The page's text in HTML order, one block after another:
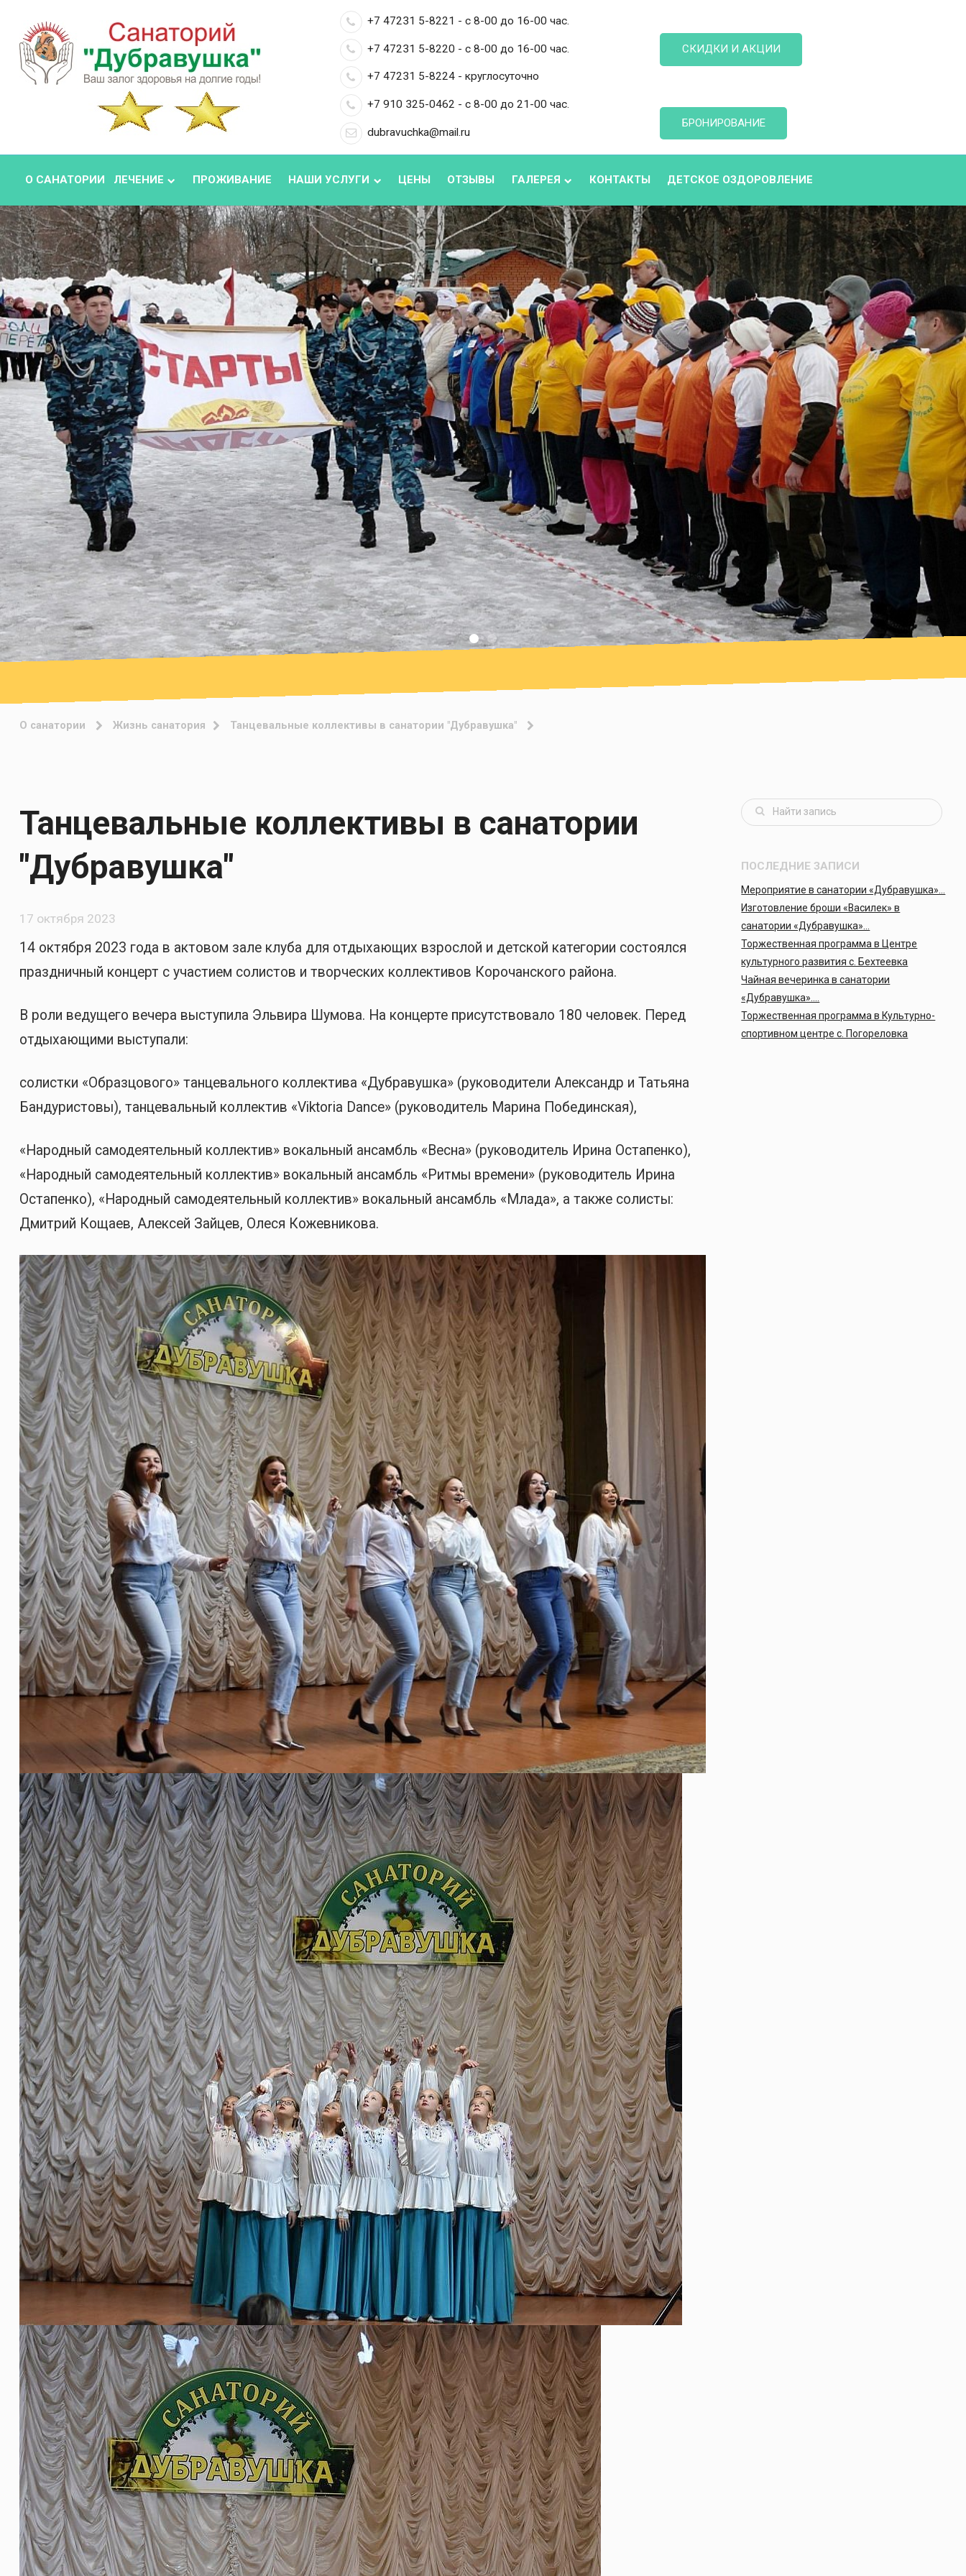
+7 47231 5-8221 - с 8-00 до 16-00 час.
+7 47231 5-8220 - с 8-00 до 16-00 час.
+7 47231 5-8224 - круглосуточно
+7 910 325-0462 - с 8-00 до 21-00 час.
dubravuchka@mail.ru
СКИДКИ И АКЦИИ
БРОНИРОВАНИЕ
О САНАТОРИИ ЛЕЧЕНИЕ ПРОЖИВАНИЕ НАШИ УСЛУГИ ЦЕНЫ ОТЗЫВЫ ГАЛЕРЕЯ КОНТАКТЫ ДЕТСКОЕ ОЗДОРОВЛЕНИЕ
О санатории Жизнь санатория Танцевальные коллективы в санатории "Дубравушка"
Танцевальные коллективы в санатории
"Дубравушка"
17 октября 2023
14 октября 2023 года в актовом зале клуба для отдыхающих взрослой и детской категории состоялся
праздничный концерт с участием солистов и творческих коллективов Корочанского района.
В роли ведущего вечера выступила Эльвира Шумова. На концерте присутствовало 180 человек. Перед
отдыхающими выступали:
солистки «Образцового» танцевального коллектива «Дубравушка» (руководители Александр и Татьяна
Бандуристовы), танцевальный коллектив «Viktoria Dance» (руководитель Марина Побединская),
«Народный самодеятельный коллектив» вокальный ансамбль «Весна» (руководитель Ирина Остапенко),
«Народный самодеятельный коллектив» вокальный ансамбль «Ритмы времени» (руководитель Ирина
Остапенко), «Народный самодеятельный коллектив» вокальный ансамбль «Млада», а также солисты:
Дмитрий Кощаев, Алексей Зайцев, Олеся Кожевникова.
ПОСЛЕДНИЕ ЗАПИСИ
Мероприятие в санатории «Дубравушка»…
Изготовление броши «Василек» в
санатории «Дубравушка»…
Торжественная программа в Центре
культурного развития с. Бехтеевка
Чайная вечеринка в санатории
«Дубравушка»….
Торжественная программа в Культурно-
спортивном центре с. Погореловка